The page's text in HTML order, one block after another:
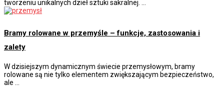
tworzeniu unikalnych dzieł sztuki sakralnej. …
Bramy rolowane w przemyśle – funkcje, zastosowania i
zalety
W dzisiejszym dynamicznym świecie przemysłowym, bramy
rolowane są nie tylko elementem zwiększającym bezpieczeństwo,
ale …